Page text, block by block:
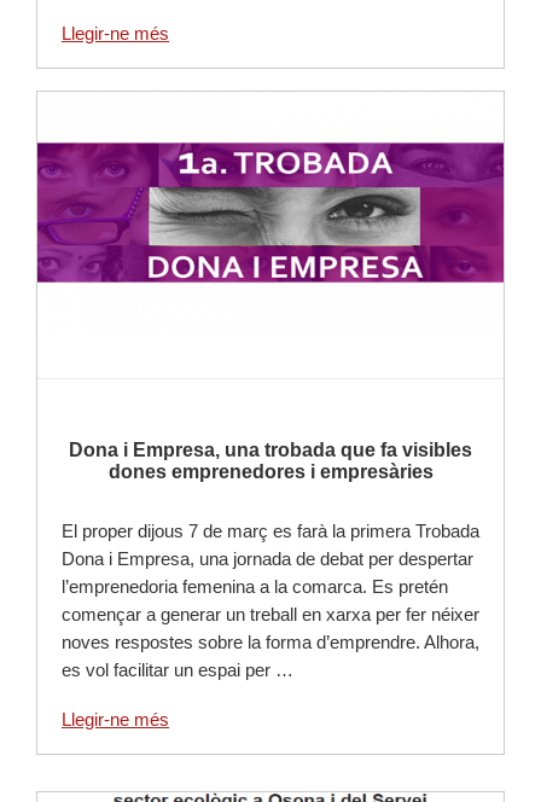
Llegir-ne més
Dona i Empresa, una trobada que fa visibles
dones emprenedores i empresàries
El proper dijous 7 de març es farà la primera Trobada
Dona i Empresa, una jornada de debat per despertar
l’emprenedoria femenina a la comarca. Es pretén
començar a generar un treball en xarxa per fer néixer
noves respostes sobre la forma d’emprendre. Alhora,
es vol facilitar un espai per …
Llegir-ne més